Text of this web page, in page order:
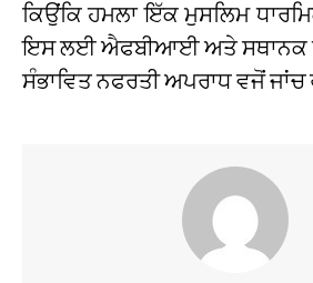
ਕਿਉਂਕਿ ਹਮਲਾ ਇੱਕ ਮੁਸਲਿਮ
ਇਸ ਲਈ ਐਫਬੀਆਈ ਅਤੇ ਸਥਾਨਕ
ਸੰਭਾਵਿਤ ਨਫਰਤੀ ਅਪਰਾਧ ਵਜੋਂ ਜਾਂਚ